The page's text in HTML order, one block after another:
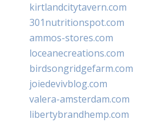
kirtlandcitytavern.com
301nutritionspot.com
ammos-stores.com
loceanecreations.com
birdsongridgefarm.com
joiedevivblog.com
valera-amsterdam.com
libertybrandhemp.com